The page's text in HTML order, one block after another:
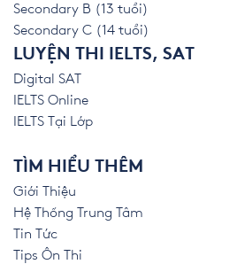
Secondary B (13 tuổi)
Secondary C (14 tuổi)
LUYỆN THI IELTS, SAT
Digital SAT
IELTS Online
IELTS Tại Lớp
TÌM HIỂU THÊM
Giới Thiệu
Hệ Thống Trung Tâm
Tin Tức
Tips Ôn Thi